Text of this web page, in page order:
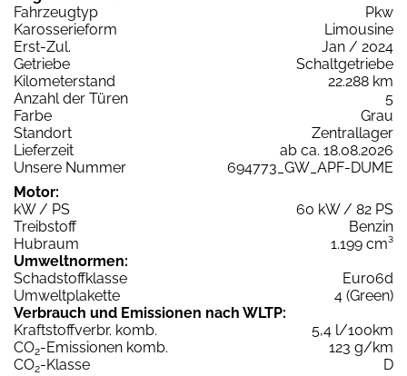
Fahrzeugtyp
Pkw
Karosserieform
Limousine
Erst-Zul.
Jan / 2024
Getriebe
Schaltgetriebe
Kilometerstand
22.288 km
Anzahl der Türen
5
Farbe
Grau
Standort
Zentrallager
Lieferzeit
ab ca. 18.08.2026
Unsere Nummer
694773_GW_APF-DUME
Motor:
kW / PS
60 kW / 82 PS
Treibstoff
Benzin
Hubraum
1.199 cm³
Umweltnormen:
Schadstoffklasse
Euro6d
Umweltplakette
4 (Green)
Verbrauch und Emissionen nach WLTP:
Kraftstoffverbr. komb.
5,4 l/100km
CO2-Emissionen komb.
123 g/km
CO2-Klasse
D